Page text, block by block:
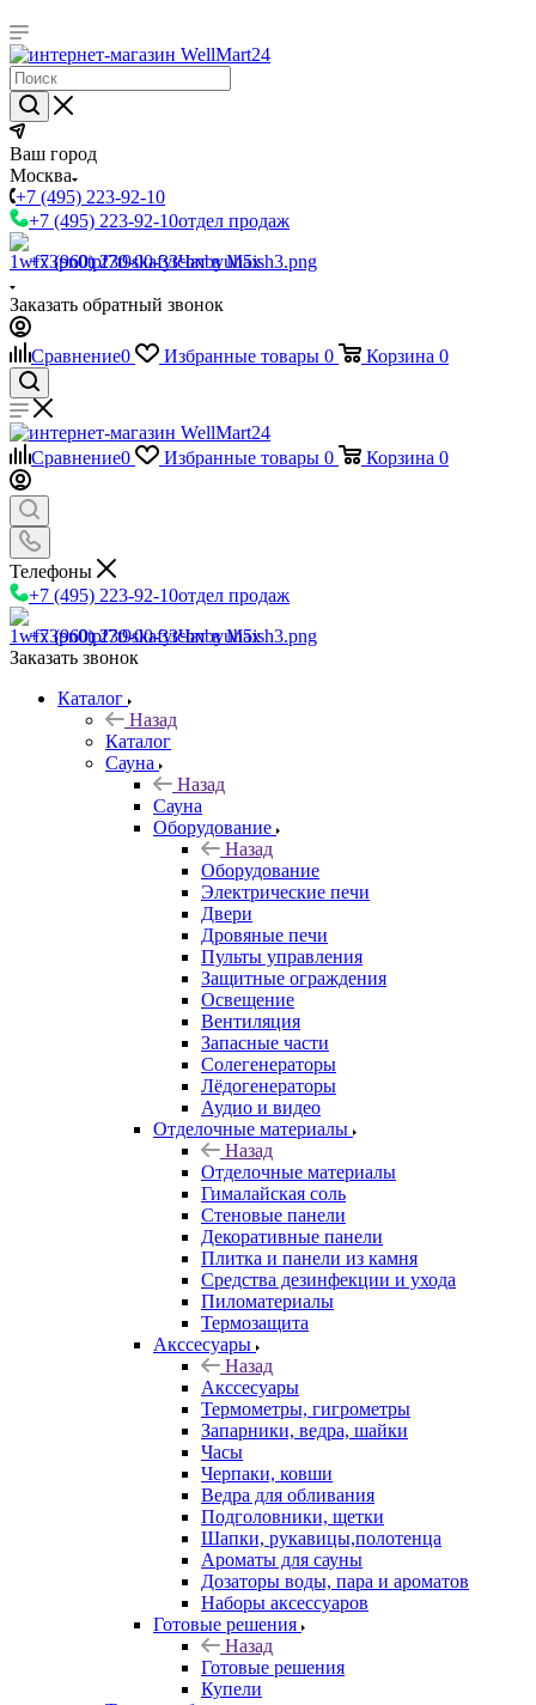
Ваш город
Москва
+7 (495) 223-92-10
+7 (495) 223-92-10отдел продаж
+7 (960) 230-00-33Чат в Max
Заказать обратный звонок
Сравнение0 Избранные товары 0 Корзина 0
Сравнение0 Избранные товары 0 Корзина 0
Телефоны
+7 (495) 223-92-10отдел продаж
+7 (960) 230-00-33Чат в Max
Заказать звонок
Каталог
Назад
Каталог
Сауна
Назад
Сауна
Оборудование
Назад
Оборудование
Электрические печи
Двери
Дровяные печи
Пульты управления
Защитные ограждения
Освещение
Вентиляция
Запасные части
Солегенераторы
Лёдогенераторы
Аудио и видео
Отделочные материалы
Назад
Отделочные материалы
Гималайская соль
Стеновые панели
Декоративные панели
Плитка и панели из камня
Средства дезинфекции и ухода
Пиломатериалы
Термозащита
Аксcесуары
Назад
Аксcесуары
Термометры, гигрометры
Запарники, ведра, шайки
Часы
Черпаки, ковши
Ведра для обливания
Подголовники, щетки
Шапки, рукавицы,полотенца
Ароматы для сауны
Дозаторы воды, пара и ароматов
Наборы аксессуаров
Готовые решения
Назад
Готовые решения
Купели